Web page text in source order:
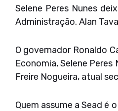
Selene Peres Nunes
Administração. Alan
O governador Ronaldo
Economia, Selene
Freire Nogueira, atual
Quem assume a Sead é
Twitter
WhatsApp
Email